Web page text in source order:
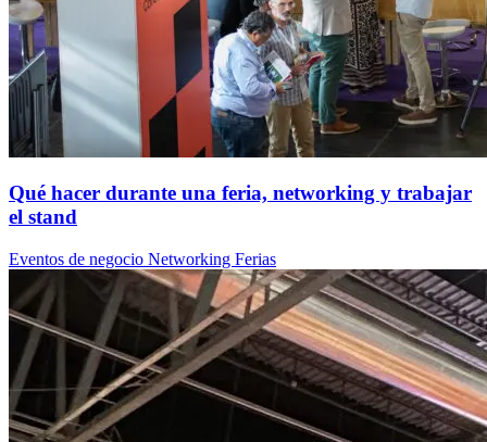
Qué hacer durante una feria, networking y trabajar
el stand
Eventos de negocio Networking Ferias